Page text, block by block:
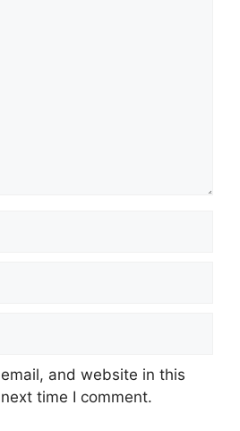
and website in this
time I comment.